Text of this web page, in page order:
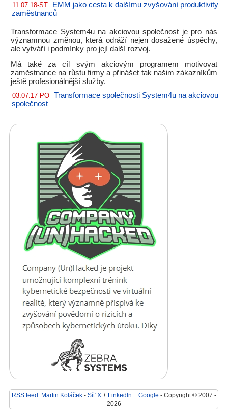
11.07.18-ST
EMM jako cesta k dalšímu zvyšování produktivity
zaměstnanců
Transformace System4u na akciovou společnost je pro nás
významnou změnou, která odráží nejen dosažené úspěchy,
ale vytváří i podmínky pro její další rozvoj.
Má také za cíl svým akciovým programem motivovat
zaměstnance na růstu firmy a přinášet tak našim zákazníkům
ještě profesionálnější služby.
03.07.17-PO Transformace společnosti System4u na akciovou
společnost
RSS feed: Martin Koláček- Síť X+ LinkedIn + Google - Copyright © 2007 -
2026